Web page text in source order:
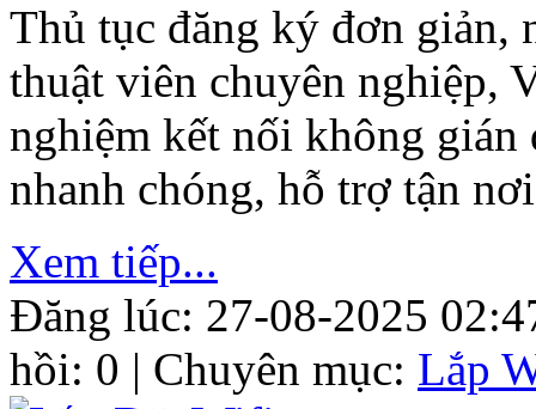
Thủ tục đăng ký đơn giản,
thuật viên chuyên nghiệp,
nghiệm kết nối không
nhanh chóng, hỗ trợ tận
Xem tiếp...
Đăng lúc: 27-08-2025
hồi: 0 | Chuyên mục: Lắp